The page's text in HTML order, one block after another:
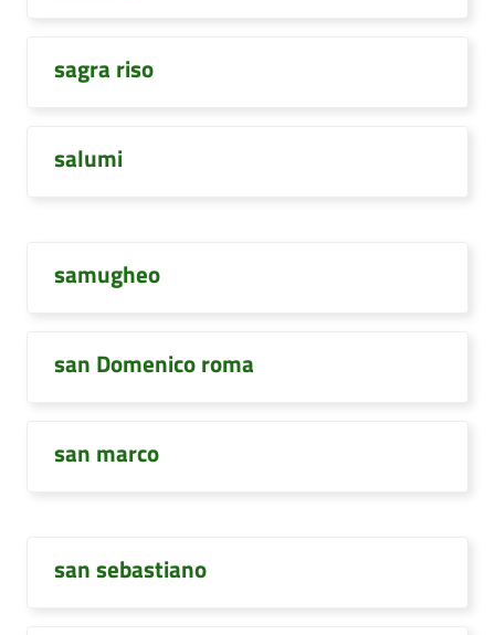
sagra riso
salumi
samugheo
san Domenico roma
san marco
san sebastiano